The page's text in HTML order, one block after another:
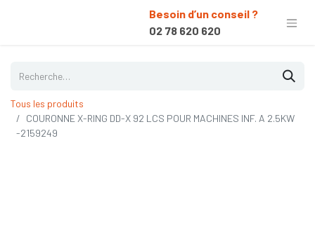
Besoin d’un conseil ?
02 78 620 620
Tous les produits
COURONNE X-RING DD-X 92 LCS POUR MACHINES INF. A 2.5KW
-2159249